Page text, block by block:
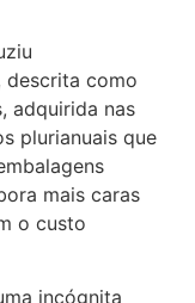
descrita como
adquirida nas
plurianuais que
mais caras
o custo
incógnita